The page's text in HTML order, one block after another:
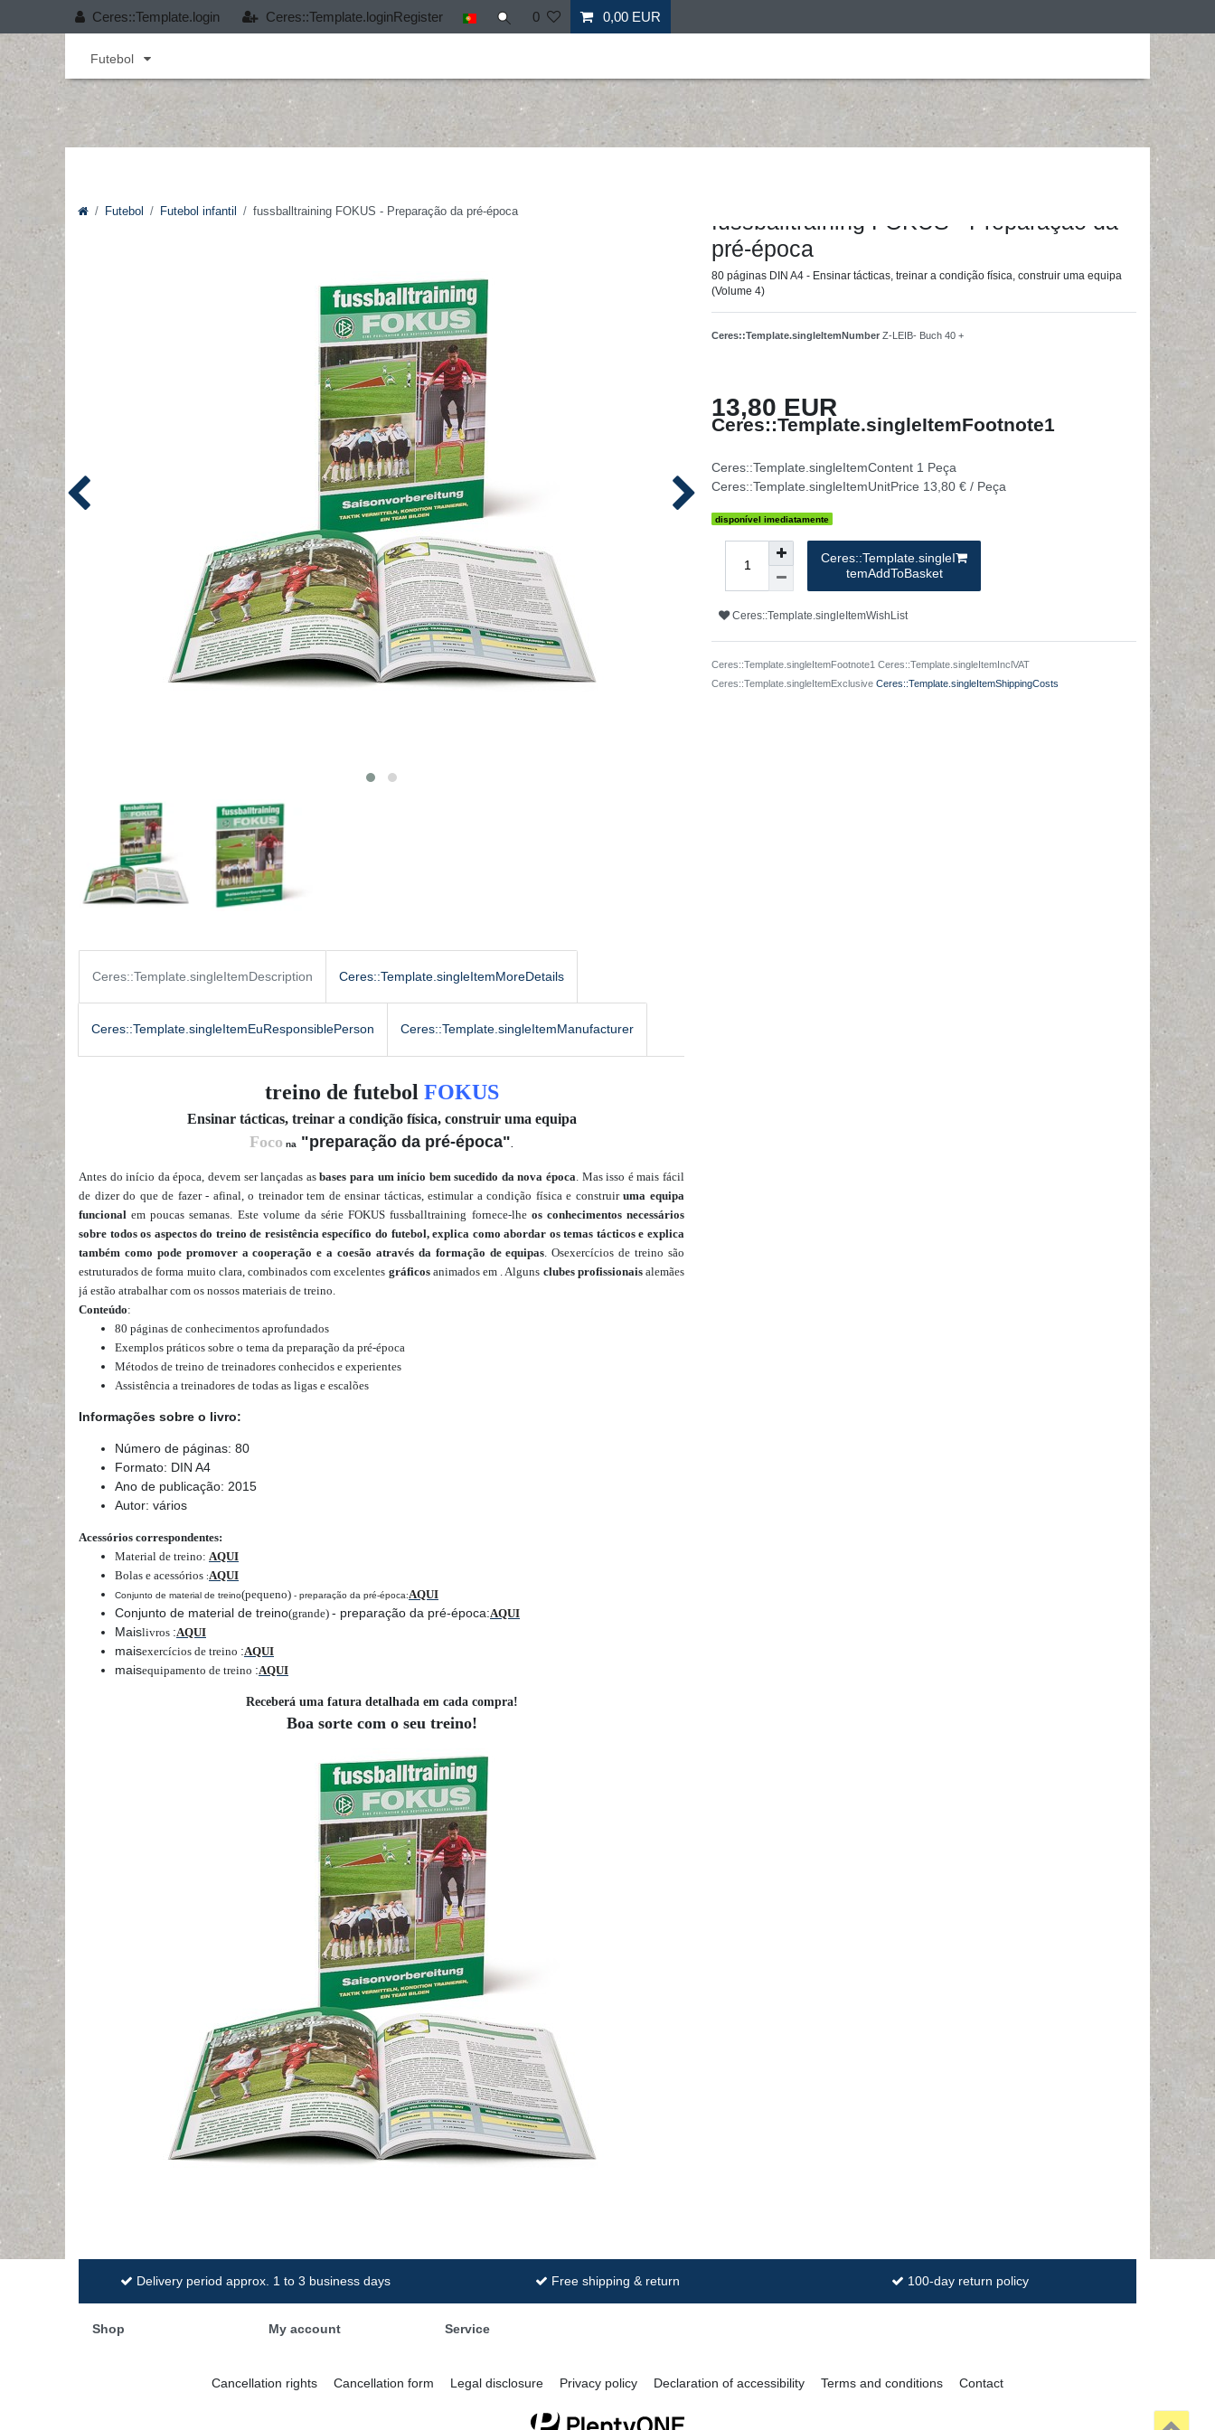
Ceres::Template.login Ceres::Template.loginRegister 0 0,00 EUR
Andebol Cobertura T-PRO Desporto infantil Fitness Mais desporto Ofertas especiais
Futebol
Futebol Futebol infantil fussballtraining FOKUS - Preparação da pré-época
fussballtraining FOKUS - Preparação da
pré-época
80 páginas DIN A4 - Ensinar tácticas, treinar a condição física, construir uma equipa
(Volume 4)
Ceres::Template.singleItemNumber Z-LEIB- Buch 40 +
13,80 EUR
Ceres::Template.singleItemFootnote1
Ceres::Template.singleItemContent 1 Peça
Ceres::Template.singleItemUnitPrice 13,80 € / Peça
disponível imediatamente
Ceres::Template.singleI
temAddToBasket
Ceres::Template.singleItemWishList
Ceres::Template.singleItemFootnote1 Ceres::Template.singleItemInclVAT
Ceres::Template.singleItemExclusive Ceres::Template.singleItemShippingCosts
Ceres::Template.singleItemDescription Ceres::Template.singleItemMoreDetails
Ceres::Template.singleItemEuResponsiblePerson Ceres::Template.singleItemManufacturer
treino de futebol FOKUS
Ensinar tácticas, treinar a condição física, construir uma equipa
Foco na "preparação da pré-época"
Antes do início da época, devem ser lançadas asbases para um início bem sucedido da nova época . Mas isso é mais fácil
de dizer do que de fazer - afinal, o treinador tem de ensinar tácticas, estimular a condição física e construiruma equipa
funcional em poucas semanas. Este volume da série FOKUS fussballtraining fornece-lhe os conhecimentos necessários
sobre todos os aspectos do treino de resistência específico do futebol, explica como abordar os temas tácticos e explica
também como pode promover a cooperação e a coesão através da formação de equipas .Osexercícios de treino são
estruturados de forma muito clara, combinados comexcelentes gráficosanimados em Alguns clubes profissionaisalemães
já estão atrabalhar com os nossos materiais de treino
Conteúdo:
80 páginas de conhecimentos aprofundados
Exemplos práticos sobre o tema da preparação da pré-época
Métodos de treino de treinadores conhecidos e experientes
Assistência a treinadores de todas as ligas e escalões
Informações sobre o livro:
Número de páginas: 80
Formato: DIN A4
Ano de publicação: 2015
Autor: vários
Acessórios correspondentes:
Material de treino: AQUI
Bolas e acessórios :AQUI
Conjunto de material de treino(pequeno) - preparação da pré-época:AQUI
Conjunto de material de treino(grande) - preparação da pré-época:AQUI
Maislivros :AQUI
maisexercícios de treino :AQUI
maisequipamento de treino :AQUI
Receberá uma fatura detalhada em cada compra!
Boa sorte com o seu treino!
Delivery period approx. 1 to 3 business days Free shipping & return 100-day return policy
Shop My account Service
Cancellation rights Cancellation form Legal disclosure Privacy policy Declaration of accessibility Terms and conditions Contact